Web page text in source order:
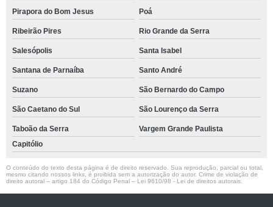
Pirapora do Bom Jesus Poá
Ribeirão Pires Rio Grande da Serra
Salesópolis Santa Isabel
Santana de Parnaíba Santo André
Suzano São Bernardo do Campo
São Caetano do Sul São Lourenço da Serra
Taboão da Serra
Vargem Grande Paulista
Capitólio
O conteúdo do texto desta página é de direito reservado. Sua reprodução, parcial ou total,
mesmo citando nossos links, é proibida sem a autorização do autor. Crime de violação de
direito autoral – artigo 184 do Código Penal – Lei 9610/98 - Lei de direitos autorais